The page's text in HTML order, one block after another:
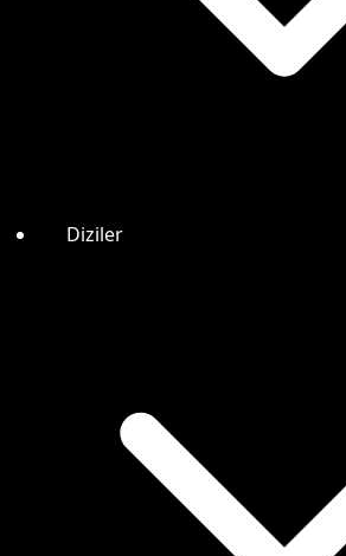
Diziler